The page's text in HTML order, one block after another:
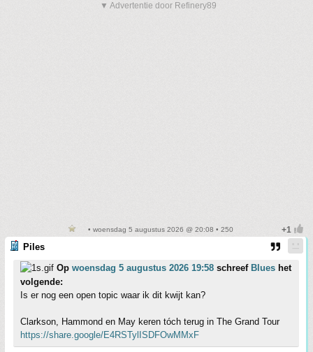
▼ Advertentie door Refinery89
• woensdag 5 augustus 2026 @ 20:08 • 250
Piles
Op woensdag 5 augustus 2026 19:58 schreef Blues het
volgende:
Is er nog een open topic waar ik dit kwijt kan?
Clarkson, Hammond en May keren tóch terug in The Grand Tour
https://share.google/E4RSTylISDFOwMMxF